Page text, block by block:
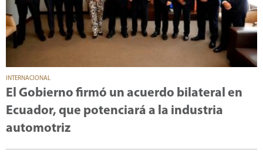
INTERNACIONAL
El Gobierno firmó un acuerdo bilateral en
Ecuador, que potenciará a la industria
automotriz